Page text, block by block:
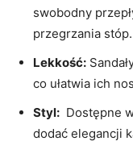
swobodny
przegrzania stóp.
Lekkość:
⁣co ułatwia ich
Styl:
Dostępne
dodać elegancji